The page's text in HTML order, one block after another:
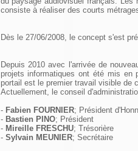
consiste à réaliser des courts
Dès le 27/06/2008, le concept s'est
Depuis 2010 avec l'arrivée de
projets informatiques ont été mis en
portail est le premier travail visible de
Actuellement, le conseil
- Fabien FOURNIER; Président
- Bastien PINO; Président
- Mireille FRESCHU; Trésorière
- Sylvain MEUNIER; Secrétaire